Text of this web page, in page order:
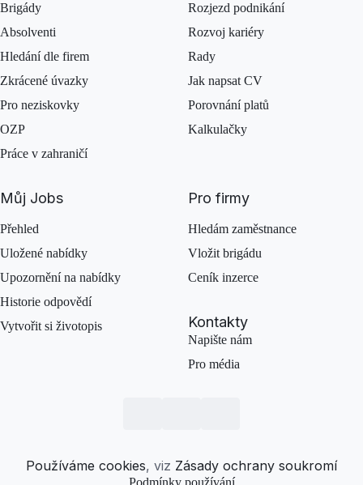
Brigády
Absolventi
Hledání dle firem
Zkrácené úvazky
Pro neziskovky
OZP
Práce v zahraničí
Rozjezd podnikání
Rozvoj kariéry
Rady
Jak napsat CV
Porovnání platů
Kalkulačky
Můj Jobs
Přehled
Uložené nabídky
Upozornění na nabídky
Historie odpovědí
Vytvořit si životopis
Pro firmy
Hledám zaměstnance
Vložit brigádu
Ceník inzerce
Kontakty
Napište nám
Pro média
Používáme cookies, viz Zásady ochrany soukromí
Podmínky používání